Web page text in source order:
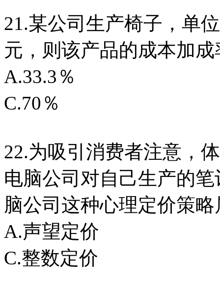
21.某公司生产椅子，单
元，则该产品的成本加
A.33.3％
C.70％
22.为吸引消费者注意，
电脑公司对自己生产的
脑公司这种心理定价策
A.声望定价 B.
C.整数定价 D.